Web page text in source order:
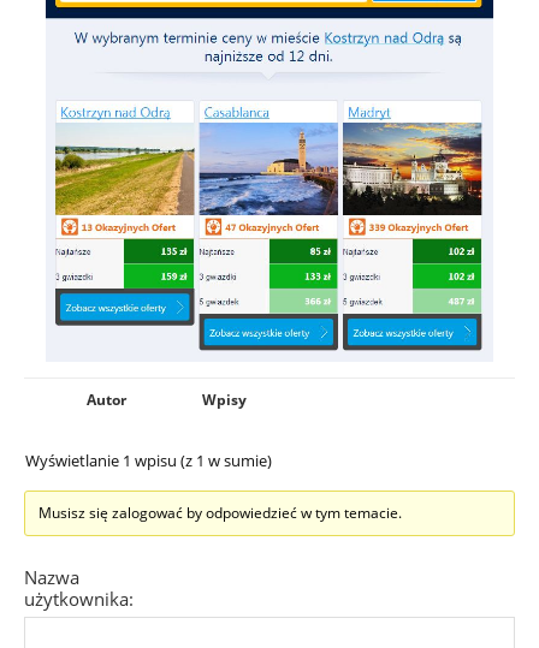
Autor Wpisy
Wyświetlanie 1 wpisu (z 1 w sumie)
Musisz się zalogować by odpowiedzieć w tym temacie.
Nazwa
użytkownika: